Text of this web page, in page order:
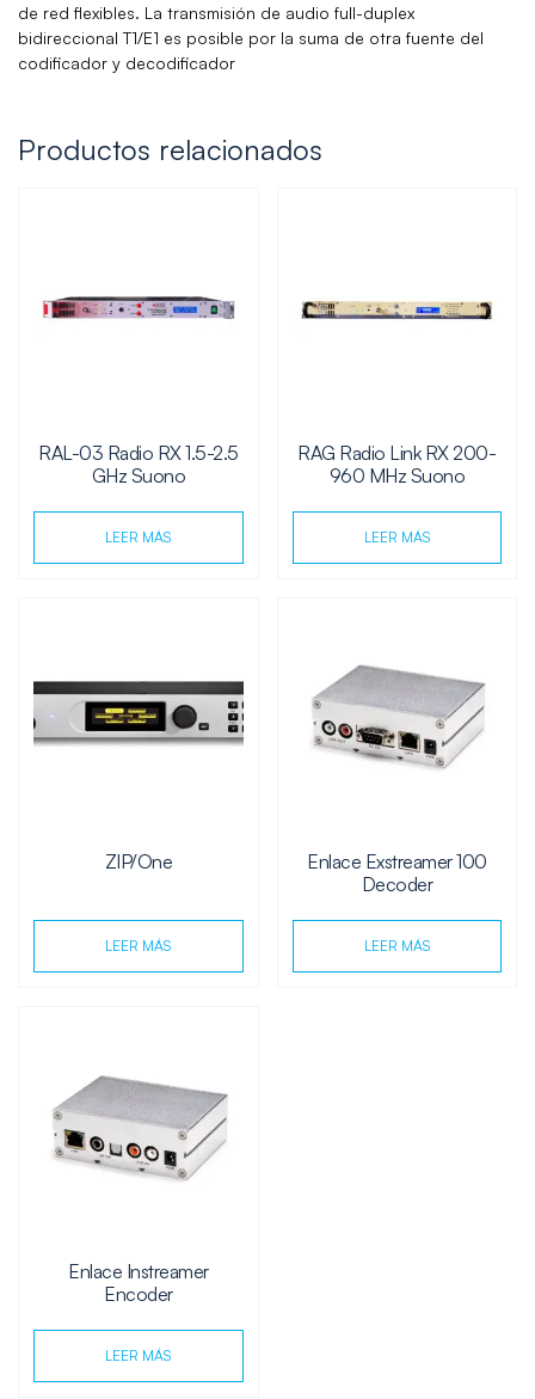
de red flexibles. La transmisión de audio full-duplex
bidireccional T1/E1 es posible por la suma de otra fuente del
codificador y decodificador
Productos relacionados
RAL-03 Radio RX 1.5-2.5
GHz Suono
LEER MÁS
RAG Radio Link RX 200-
960 MHz Suono
LEER MÁS
ZIP/One
LEER MÁS
Enlace Exstreamer 100
Decoder
LEER MÁS
Enlace Instreamer
Encoder
LEER MÁS